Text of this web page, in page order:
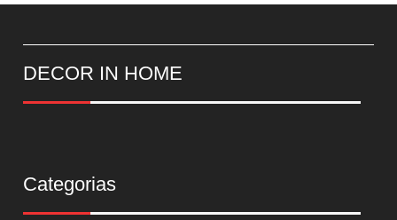
DECOR IN HOME
Categorias